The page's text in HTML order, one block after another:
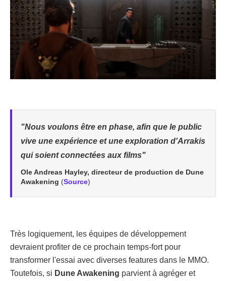
"Nous voulons être en phase, afin que le public
vive une expérience et une exploration d'Arrakis
qui soient connectées aux films"
Ole Andreas Hayley, directeur de production de Dune
Awakening (Source)
Très logiquement, les équipes de développement
devraient profiter de ce prochain temps-fort pour
transformer l'essai avec diverses features dans le MMO.
Toutefois, si Dune Awakening parvient à agréger et